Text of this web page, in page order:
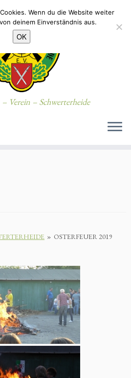
Verein – Schwerterheide
» OSTERFEUER 2019
Wenn du die Website weiter
deinem Einverständnis aus.
OK